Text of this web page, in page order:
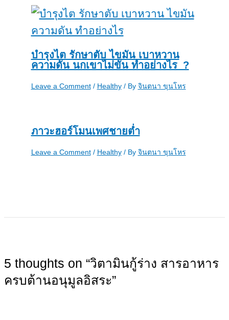
บำรุงไต รักษาตับ ไขมัน เบาหวาน
ความดัน นกเขาไม่ขัน ทำอย่างไร_?
Leave a Comment / Healthy/ By จินตนา ขุนโหร
ภาวะฮอร์โมนเพศชายต่ำ
Leave a Comment / Healthy/ By จินตนา ขุนโหร
5 thoughts on “วิตามินกู้ร่าง สารอาหาร
ครบต้านอนุมูลอิสระ”